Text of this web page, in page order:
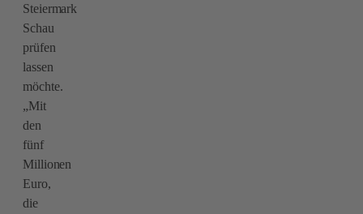
Steiermark
Schau
prüfen
lassen
möchte.
„Mit
den
fünf
Millionen
Euro,
die